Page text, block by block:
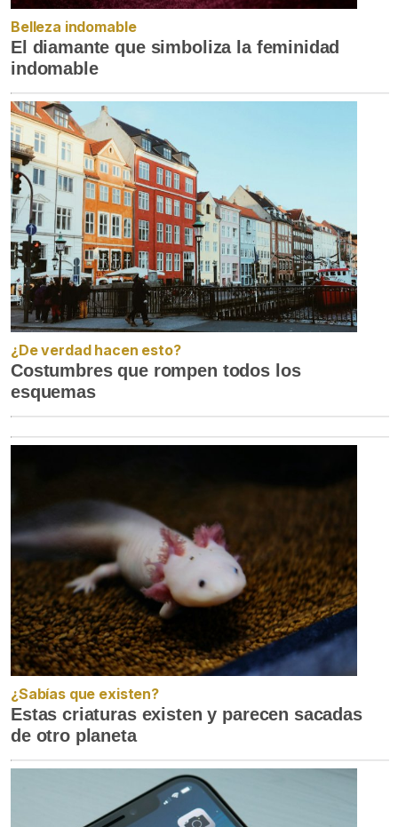
Belleza indomable
El diamante que simboliza la feminidad
indomable
¿De verdad hacen esto?
Costumbres que rompen todos los
esquemas
¿Sabías que existen?
Estas criaturas existen y parecen sacadas
de otro planeta